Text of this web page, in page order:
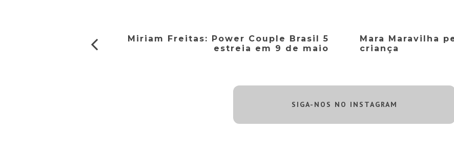
Miriam Freitas: Power Couple Brasil 5
estreia em 9 de maio
Mara Maravilha
criança
SIGA-NOS NO INSTAGRAM